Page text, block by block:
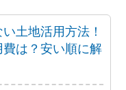
土地活用方法！
は？安い順に解